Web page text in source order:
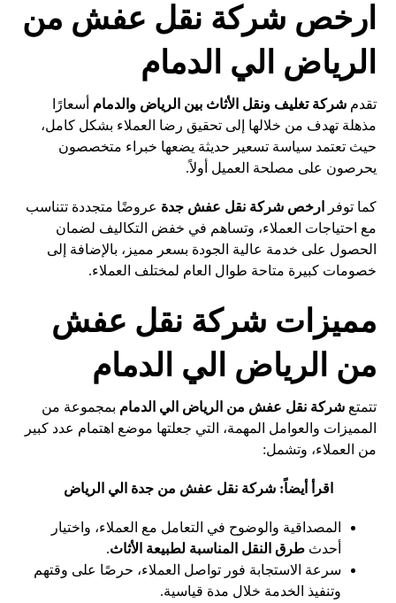
ارخص شركة نقل عفش من
الرياض الي الدمام
تقدمشركة تغليف ونقل الأثاث بين الرياض والدمام أسعارًا
مذهلة تهدف من خلالها إلى تحقيق رضا العملاء بشكل كامل،
حيث تعتمد سياسة تسعير حديثة يضعها خبراء متخصصون
يحرصون على مصلحة العميل أولاً.
كما توفر ارخص شركة نقل عفش جدة عروضًا متجددة تتناسب
مع احتياجات العملاء، وتساهم في خفض التكاليف لضمان
الحصول على خدمة عالية الجودة بسعر مميز، بالإضافة إلى
خصومات كبيرة متاحة طوال العام لمختلف العملاء.
مميزات شركة نقل عفش
من الرياض الي الدمام
تتمتعشركة نقل عفش من الرياض الي الدمام بمجموعة من
المميزات والعوامل المهمة، التي جعلتها موضع اهتمام عدد كبير
من العملاء، وتشمل:
اقرأ أيضاً:شركة نقل عفش من جدة الي الرياض
المصداقية والوضوح في التعامل مع العملاء، واختيار
أحدثطرق النقل المناسبة لطبيعة الأثاث.
سرعة الاستجابة فور تواصل العملاء، حرصًا على وقتهم
وتنفيذ الخدمة خلال مدة قياسية.